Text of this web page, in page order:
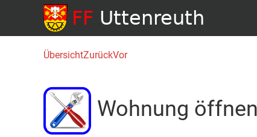
ÜbersichtZurückVor
Wohnung